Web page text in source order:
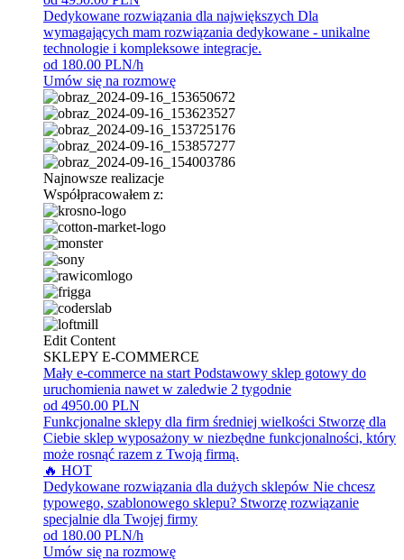
Dedykowane rozwiązania dla największych Dla
wymagających mam rozwiązania dedykowane - unikalne
technologie i kompleksowe integracje.
od 180.00 PLN/h
Umów się na rozmowę
Najnowsze realizacje
Współpracowałem z:
Edit Content
SKLEPY E-COMMERCE
Mały e-commerce na start Podstawowy sklep gotowy do
uruchomienia nawet w zaledwie 2 tygodnie
od 4950.00 PLN
Funkcjonalne sklepy dla firm średniej wielkości Stworzę dla
Ciebie sklep wyposażony w niezbędne funkcjonalności, który
może rosnąć razem z Twoją firmą.
🔥 HOT
Dedykowane rozwiązania dla dużych sklepów Nie chcesz
typowego, szablonowego sklepu? Stworzę rozwiązanie
specjalnie dla Twojej firmy
od 180.00 PLN/h
Umów się na rozmowę